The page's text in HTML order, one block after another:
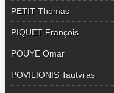
PETIT Thomas
PIQUET François
POUYE Omar
POVILIONIS Tautvilas